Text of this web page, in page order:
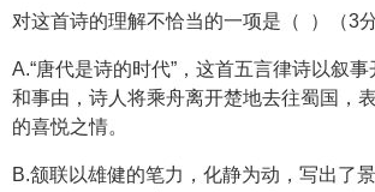
对这首诗的理解不恰当的一项是（ ）（3分
A.“唐代是诗的时代”，这首五言律诗以叙
和事由，诗人将乘舟离开楚地去往蜀国，
的喜悦之情。
B.颔联以雄健的笔力，化静为动，写出了